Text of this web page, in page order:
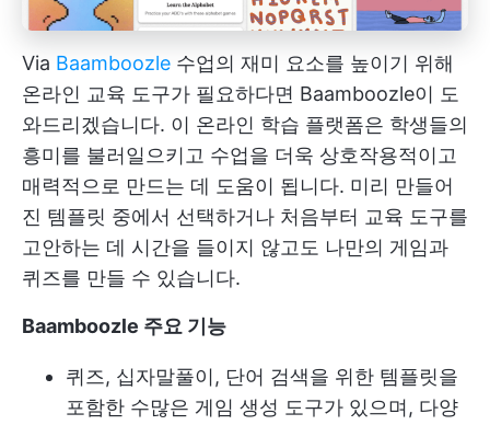
Via Baamboozle 수업의 재미 요소를 높이기 위해
온라인 교육 도구가 필요하다면 Baamboozle이 도
와드리겠습니다. 이 온라인 학습 플랫폼은 학생들의
흥미를 불러일으키고 수업을 더욱 상호작용적이고
매력적으로 만드는 데 도움이 됩니다. 미리 만들어
진 템플릿 중에서 선택하거나 처음부터 교육 도구를
고안하는 데 시간을 들이지 않고도 나만의 게임과
퀴즈를 만들 수 있습니다.
Baamboozle 주요 기능
퀴즈, 십자말풀이, 단어 검색을 위한 템플릿을
포함한 수많은 게임 생성 도구가 있으며, 다양